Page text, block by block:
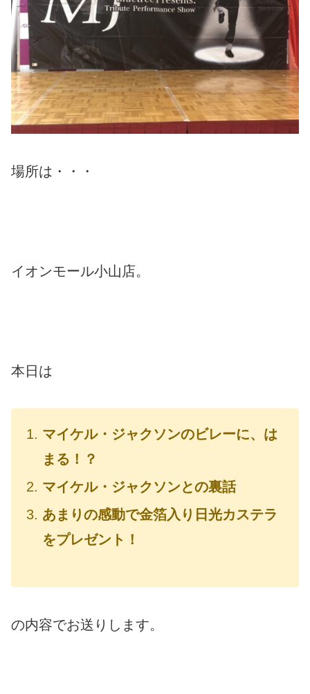
場所は・・・
イオンモール小山店。
本日は
マイケル・ジャクソンのビレーに、は
まる！？
マイケル・ジャクソンとの裏話
あまりの感動で金箔入り日光カステラ
をプレゼント！
の内容でお送りします。